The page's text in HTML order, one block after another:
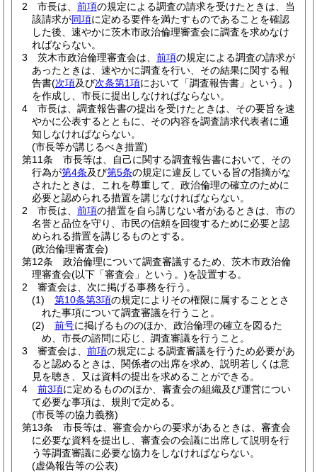
2
市長は、 前項の規定による調査の請求を受けたときは、当
該請求が同項に定める要件を満たすものであることを確認
した後、速やかに茨木市政治倫理審査会に調査を求めなけ
ればならない。
3
茨木市政治倫理審査会は、 前項の規定による調査の請求が
あったときは、速やかに調査を行い、その結果に関する報
告書(次項及び次条第1項において「調査報告書」という。)
を作成し、市長に提出しなければならない。
4
市長は、調査報告書の提出を受けたときは、その要旨を速
やかに公表するとともに、その内容を調査請求代表者に通
知しなければならない。
(市長等が講じるべき措置)
第11条
市長等は、自己に関する調査報告書において、その
行為が第4条及び第5条の規定に違反している旨の指摘がな
されたときは、これを尊重して、政治倫理の確立のために
必要と認められる措置を講じなければならない。
2
市長は、 前項の措置を自ら講じない者があるときは、市の
名誉と品位を守り、市民の信頼を回復するために必要と認
められる措置を講じるものとする。
(政治倫理審査会)
第12条
政治倫理について調査審議するため、茨木市政治倫
理審査会(以下「審査会」という。)を設置する。
2
審査会は、次に掲げる事務を行う。
(1)
第10条第3項の規定によりその権限に属することとさ
れた事項について調査審議を行うこと。
(2)
前号に掲げるもののほか、政治倫理の確立を図るた
め、市長の諮問に応じ、調査審議を行うこと。
3
審査会は、 前項の規定による調査審議を行うため必要があ
ると認めるときは、関係者の出席を求め、説明若しくは意
見を聴き、又は資料の提出を求めることができる。
4
前3項に定めるもののほか、審査会の組織及び運営につい
て必要な事項は、規則で定める。
(市長等の協力義務)
第13条
市長等は、審査会からの要求があるときは、審査会
に必要な資料を提出し、審査会の会議に出席して説明を行
う等調査審議に必要な協力をしなければならない。
(虚偽報告等の公表)